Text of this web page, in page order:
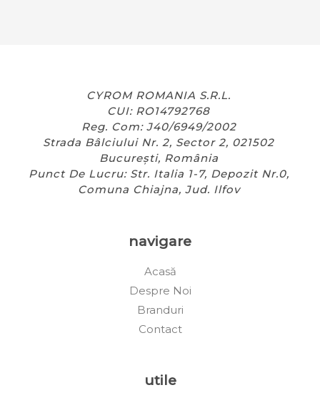
CYROM ROMANIA S.R.L.
CUI: RO14792768
Reg. Com: J40/6949/2002
Strada Bâlciului Nr. 2, Sector 2, 021502
București, România
Punct De Lucru: Str. Italia 1-7, Depozit Nr.0,
Comuna Chiajna, Jud. Ilfov
navigare
Acasă
Despre Noi
Branduri
Contact
utile